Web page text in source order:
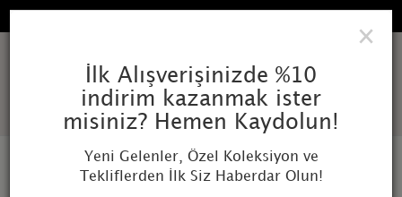
AMOR
MUNDI
×
İlk Alışverişinizde %10
indirim kazanmak ister
misiniz? Hemen Kaydolun!
Yeni Gelenler, Özel Koleksiyon ve
Tekliflerden İlk Siz Haberdar Olun!